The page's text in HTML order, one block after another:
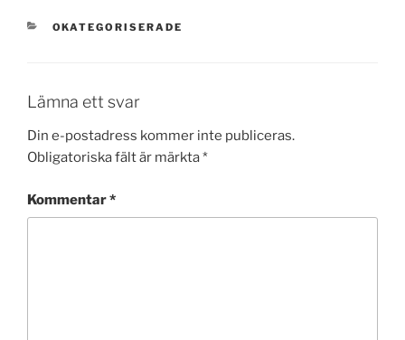
KATEGORIER
OKATEGORISERADE
Lämna ett svar
Din e-postadress kommer inte publiceras.
Obligatoriska fält är märkta*
Kommentar*